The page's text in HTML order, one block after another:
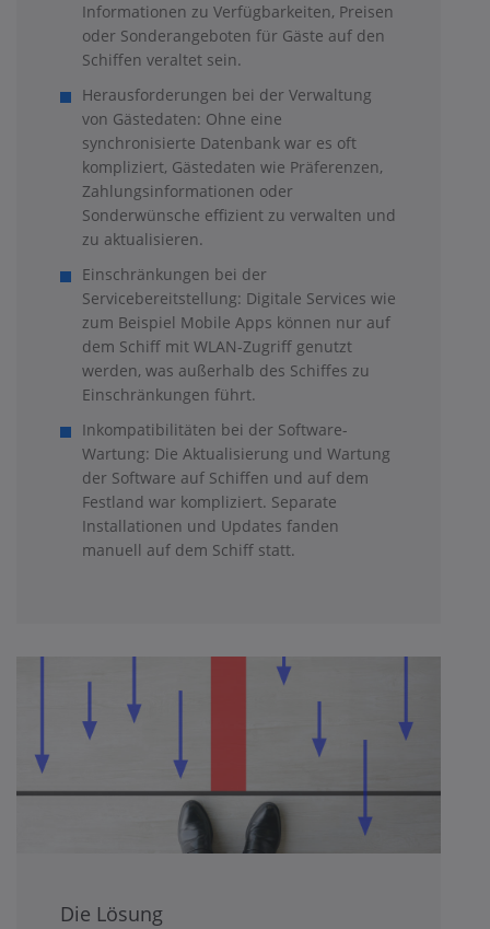
Informationen zu Verfügbarkeiten, Preisen
oder Sonderangeboten für Gäste auf den
Schiffen veraltet sein.
Herausforderungen bei der Verwaltung
von Gästedaten: Ohne eine
synchronisierte Datenbank war es oft
kompliziert, Gästedaten wie Präferenzen,
Zahlungsinformationen oder
Sonderwünsche effizient zu verwalten und
zu aktualisieren.
Einschränkungen bei der
Servicebereitstellung: Digitale Services wie
zum Beispiel Mobile Apps können nur auf
dem Schiff mit WLAN-Zugriff genutzt
werden, was außerhalb des Schiffes zu
Einschränkungen führt.
Inkompatibilitäten bei der Software-
Wartung: Die Aktualisierung und Wartung
der Software auf Schiffen und auf dem
Festland war kompliziert. Separate
Installationen und Updates fanden
manuell auf dem Schiff statt.
Die Lösung